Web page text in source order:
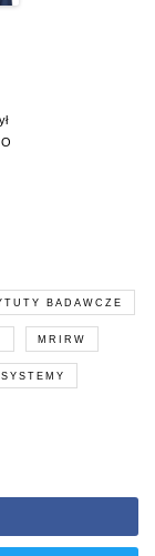
BADAWCZE
MRIRW
SYSTEMY